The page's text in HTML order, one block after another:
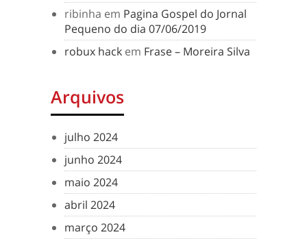
ribinha em Pagina Gospel do Jornal
Pequeno do dia 07/06/2019
robux hack em Frase – Moreira Silva
Arquivos
julho 2024
junho 2024
maio 2024
abril 2024
março 2024